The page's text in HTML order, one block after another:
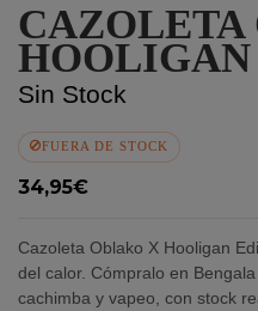
Sin Stock
FUERA DE STOCK
34,95€
Cazoleta Oblako X Hooligan
del calor. Cómpralo en
cachimba y vapeo, con stock